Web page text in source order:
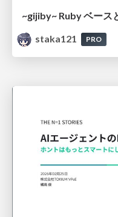
staka121
PRO